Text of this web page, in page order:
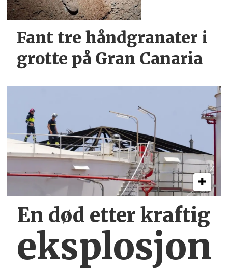
Fant tre håndgranater i
grotte på Gran Canaria
En død etter kraftig
eksplosjon